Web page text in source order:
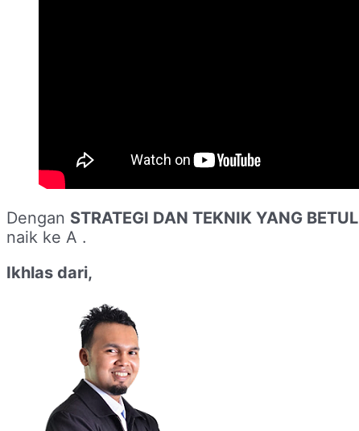
Dengan STRATEGI DAN TEKNIK YANG BETUL
naik ke A .
Ikhlas dari,